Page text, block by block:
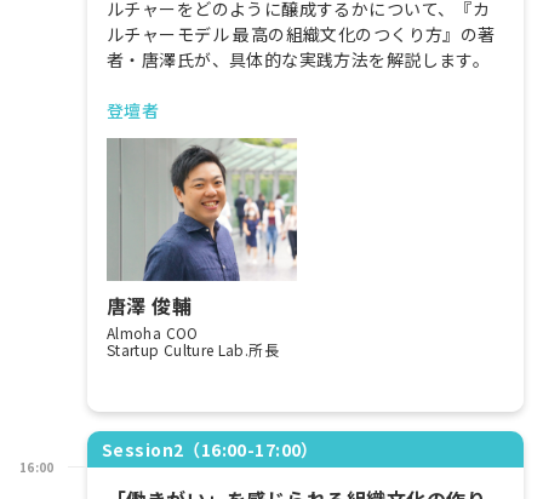
ルチャーをどのように醸成するかについて、『カ
ルチャーモデル 最高の組織文化のつくり方』の著
者・唐澤氏が、具体的な実践方法を解説します。
登壇者
唐澤 俊輔
Almoha COO
Startup Culture Lab.所長
16:00
Session2（16:00-17:00）